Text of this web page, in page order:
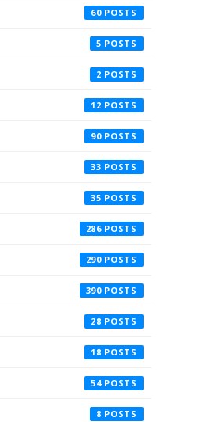
60
5
2
12
90
33
35
286
290
390
28
18
54
8